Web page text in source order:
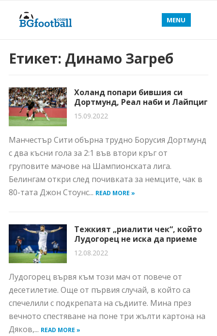
MENU
Етикет: Динамо Загреб
Холанд попари бившия си
Дортмунд, Реал наби и Лайпциг
15.09.2022
Манчестър Сити обърна трудно Борусия Дортмунд
с два късни гола за 2:1 във втори кръг от
груповите мачове на Шампионската лига.
Белингам откри след почивката за немците, чак в
80-тата Джон Стоунс... READ MORE »
Тежкият „риалити чек“, който
Лудогорец не иска да приеме
12.08.2022
Лудогорец вървя към този мач от повече от
десетилетие. Още от първия случай, в който са
спечелили с подкрепата на съдиите. Мина през
вечното спестяване на поне три жълти картона на
Дяков,... READ MORE »